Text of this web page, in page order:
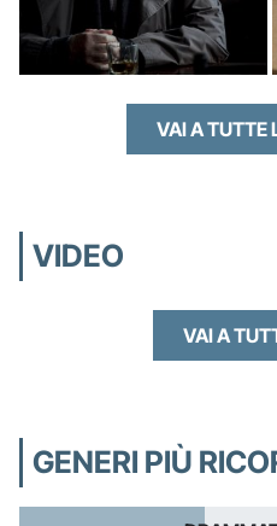
VAI A TUTTE
VIDEO
VAI A
GENERI PIÙ